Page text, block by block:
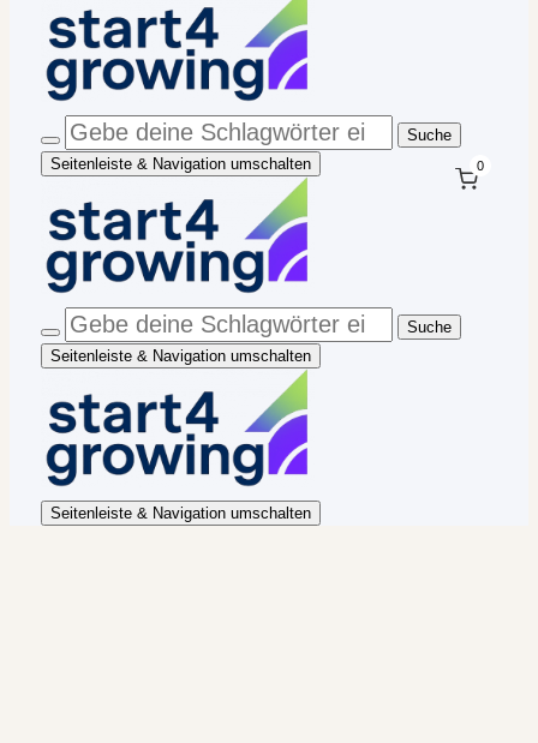
0
Seitenleiste & Navigation umschalten
Seitenleiste & Navigation umschalten
Seitenleiste & Navigation umschalten